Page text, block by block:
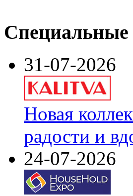
Специальные
31-07-2026
Новая
радости и
24-07-2026